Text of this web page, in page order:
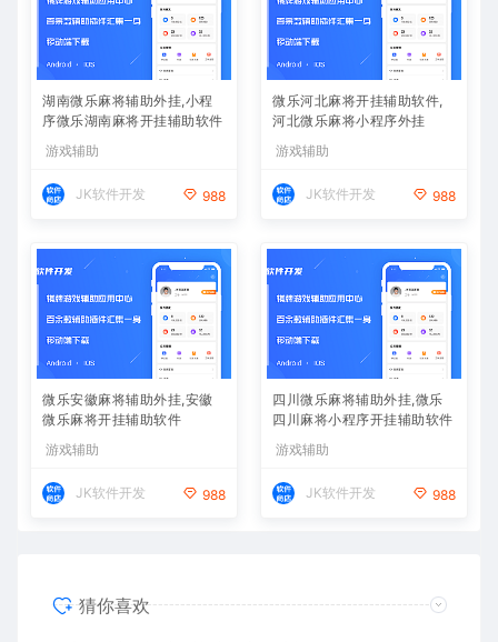
湖南微乐麻将辅助外挂,小程
序微乐湖南麻将开挂辅助软件
游戏辅助
JK软件开发 988
微乐河北麻将开挂辅助软件,
河北微乐麻将小程序外挂
游戏辅助
JK软件开发 988
微乐安徽麻将辅助外挂,安徽
微乐麻将开挂辅助软件
游戏辅助
JK软件开发 988
四川微乐麻将辅助外挂,微乐
四川麻将小程序开挂辅助软件
游戏辅助
JK软件开发 988
猜你喜欢